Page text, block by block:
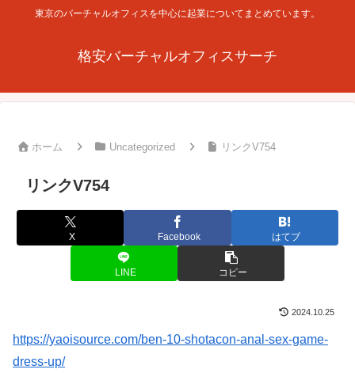
東京のバーチャルオフィスを中心に起業についてまとめています。
格安バーチャルオフィスサーチ
ホーム Uncategorized リンクV754
リンクV754
X Facebook はてブ
LINE コピー
2024.10.25
https://yaoisource.com/ben-10-shotacon-anal-sex-game-
dress-up/